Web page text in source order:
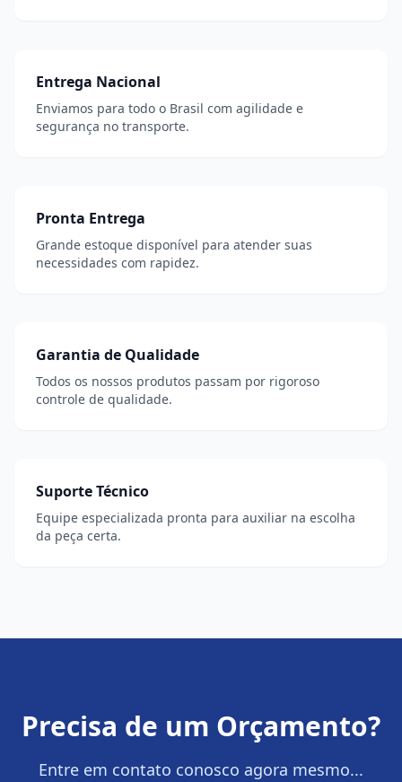
Entrega Nacional
Enviamos para todo o Brasil com agilidade e
segurança no transporte.
Pronta Entrega
Grande estoque disponível para atender suas
necessidades com rapidez.
Garantia de Qualidade
Todos os nossos produtos passam por rigoroso
controle de qualidade.
Suporte Técnico
Equipe especializada pronta para auxiliar na escolha
da peça certa.
Precisa de um Orçamento?
Entre em contato conosco agora mesmo...